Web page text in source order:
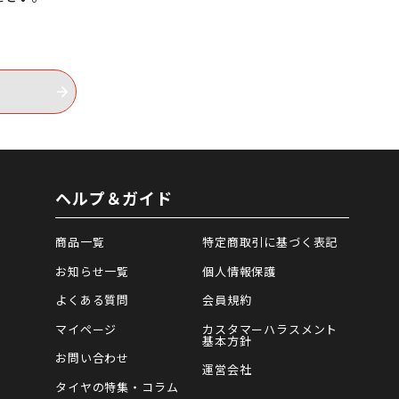
ヘルプ＆ガイド
商品一覧
お知らせ一覧
よくある質問
マイページ
お問い合わせ
タイヤの特集・コラム
特定商取引に基づく表記
個人情報保護
会員規約
カスタマーハラスメント
基本方針
運営会社